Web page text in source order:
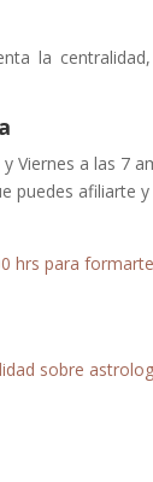
la
Viernes a las 7
puedes afiliarte y
hrs para
sobre